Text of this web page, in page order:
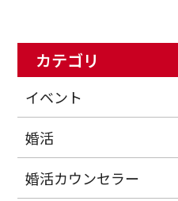
カテゴリ
イベント
婚活
婚活カウンセラー